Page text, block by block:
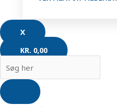
X
KR. 0,00